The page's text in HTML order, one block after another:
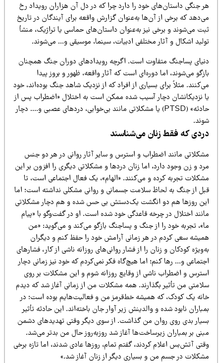
جنگی داستان‌های خود را دارد چرا که در دل آن هزاران رویداد رخ
که برخی از آن‌ها به‌عنوان گزارش واقعه برای آیندگان در تاریخ
می‌شوند و برخی نیز به‌عنوان داستان‌های حماسی یا تراژیک، منشأ
اشکال و آثار مختلفی ادبیات، سینما، موسیقی و… می‌شوند.
پساجنگ متفاوت است. اگرچه رویدادهای دوران جنگ همچنان
می‌شوند، اما دوره‌ای است که آثار واقعه، ظهور و بروز پیدا
مثلاً برای بسیاری از افراد که از نزدیک شاهد جنگ بوده‌اند، خود
نزدیکانشان دچار آسیب شده ممکن است به اختلال «اضطراب پس از
حادثه» (PTSD) یا مشکلاتی مانند بی‌خوابی، دردهای عصبی و…. دچار
که فقط زنان می‌شناسند
مانند اضطراب و استرس و سایر آثار روانی در هر دو جنس
و زن وجود دارد، اما زنان دردها و مشکلاتی دیگری را افزون بر این
تجربه کرده و می‌کنند. «الهام»، یک فعال اجتماعی است، تا
از جنگ به لحاظ سلامت جسمانی و روانی مشکلی نداشته است؛ اما
روزها هم دو انگشت یک‌دستش بی حس شده و هم دچار مشکلاتی
اختلال در چرخه قاعدگی خود شده است. او در گفت‌وگو با «پیام
تجربه خود را از جنگ و پساجنگ بازگو می‌کند و می‌گوید: «من
سعی کردم در هر زمانی آرامش خود را حفظ کنم و دیگران
کودکان و زنان را از فشار روانی‌های روزانه ناشی از کار، فشارهای
و… رها کنم؛ اما هیچ‌گاه فکر نمی‌کردم که خود نیز زمانی دچار
و اضطراب ناشی از وقایع روزانه شوم و این مشکلات بر روی
من تأثیر بگذارند. همه مشکلات من از زمانی آغاز شد که دیدم
یک کودک، که همیشه خط‌قرمز من و فعالیت‌هایم بوده است؛ در
نابود شده و والدینش زیر آوار جان باخته‌اند. این حادثه تأثیر
بدی روی روان من گذاشت. از سوی دیگر وقتی تهدیدهای دشمن
بر بمباران زیرساخت‌ها آغاز شد روزبه‌روز حال من بدتر می‌شد.
آتش‌بس اعلام کردند، گفتم تمام، روزها عادی شدند، اما تازه برخی
در جسم من و بسیاری دیگر از زنان آغاز شد.»